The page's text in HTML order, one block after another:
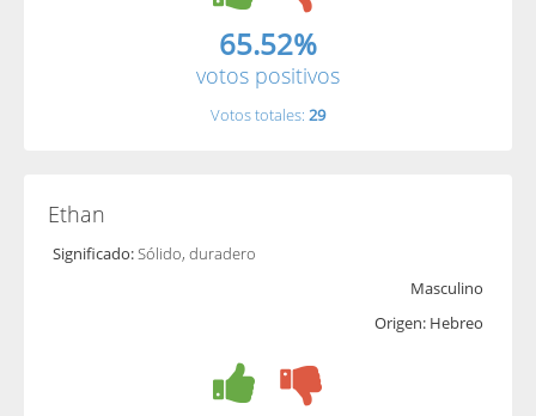
65.52%
votos positivos
Votos totales: 29
Ethan
Significado:Sólido, duradero
Masculino
Origen: Hebreo